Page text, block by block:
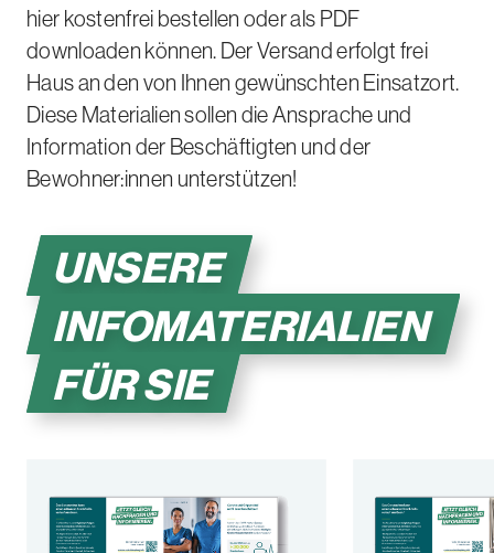
hier kostenfrei bestellen oder als PDF
downloaden können. Der Versand erfolgt frei
Haus an den von Ihnen gewünschten Einsatzort.
Diese Materialien sollen die Ansprache und
Information der Beschäftigten und der
Bewohner:innen unterstützen!
UNSERE
INFOMATERIALIEN
FÜR SIE